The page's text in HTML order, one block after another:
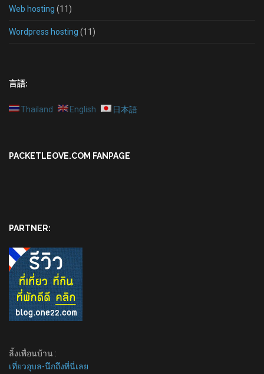
Web hosting (11)
Wordpress hosting (11)
言語:
Thailand English 日本語
PACKETLEOVE.COM FANPAGE
PARTNER:
ลิ้งเพื่อนบ้าน :
เที่ยวอุบล-นึกถึงที่นี่เลย